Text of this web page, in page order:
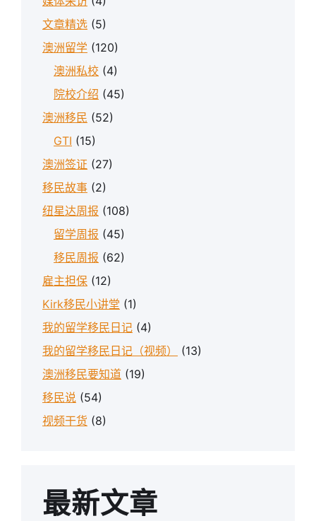
文章精选 (5)
澳洲留学 (120)
澳洲私校 (4)
院校介绍 (45)
澳洲移民 (52)
GTI (15)
澳洲签证 (27)
移民故事 (2)
纽星达周报 (108)
留学周报 (45)
移民周报 (62)
雇主担保 (12)
Kirk移民小讲堂 (1)
我的留学移民日记 (4)
我的留学移民日记（视频）
(13)
澳洲移民要知道 (19)
移民说 (54)
视频干货 (8)
最新文章